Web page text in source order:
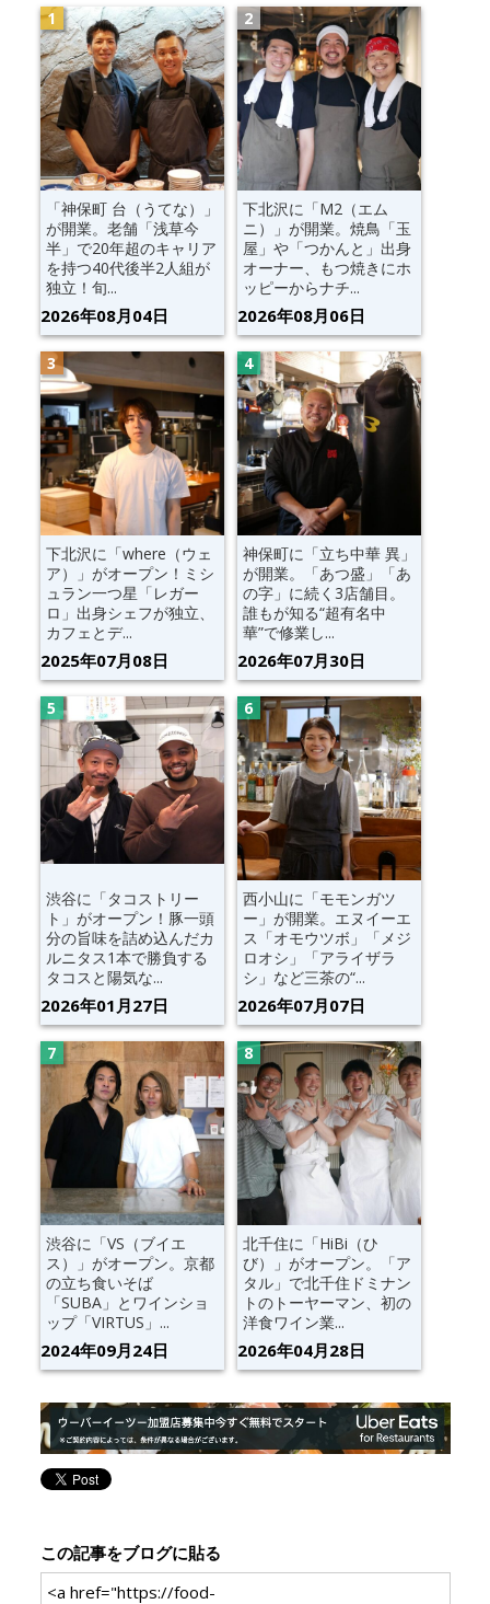
「神保町 台（うてな）」
が開業。老舗「浅草今
半」で20年超のキャリア
を持つ40代後半2人組が
独立！旬...
2026年08月04日
下北沢に「M2（エム
ニ）」が開業。焼鳥「玉
屋」や「つかんと」出身
オーナー、もつ焼きにホ
ッピーからナチ...
2026年08月06日
下北沢に「where（ウェ
ア）」がオープン！ミシ
ュラン一つ星「レガー
ロ」出身シェフが独立、
カフェとデ...
2025年07月08日
神保町に「立ち中華 異」
が開業。「あつ盛」「あ
の字」に続く3店舗目。
誰もが知る“超有名中
華”で修業し...
2026年07月30日
渋谷に「タコストリー
ト」がオープン！豚一頭
分の旨味を詰め込んだカ
ルニタス1本で勝負する
タコスと陽気な...
2026年01月27日
西小山に「モモンガツ
ー」が開業。エヌイーエ
ス「オモウツボ」「メジ
ロオシ」「アライザラ
シ」など三茶の“...
2026年07月07日
渋谷に「VS（ブイエ
ス）」がオープン。京都
の立ち食いそば
「SUBA」とワインショ
ップ「VIRTUS」...
2024年09月24日
北千住に「HiBi（ひ
び）」がオープン。「ア
タル」で北千住ドミナン
トのトーヤーマン、初の
洋食ワイン業...
2026年04月28日
この記事をブログに貼る
<a href="https://food-